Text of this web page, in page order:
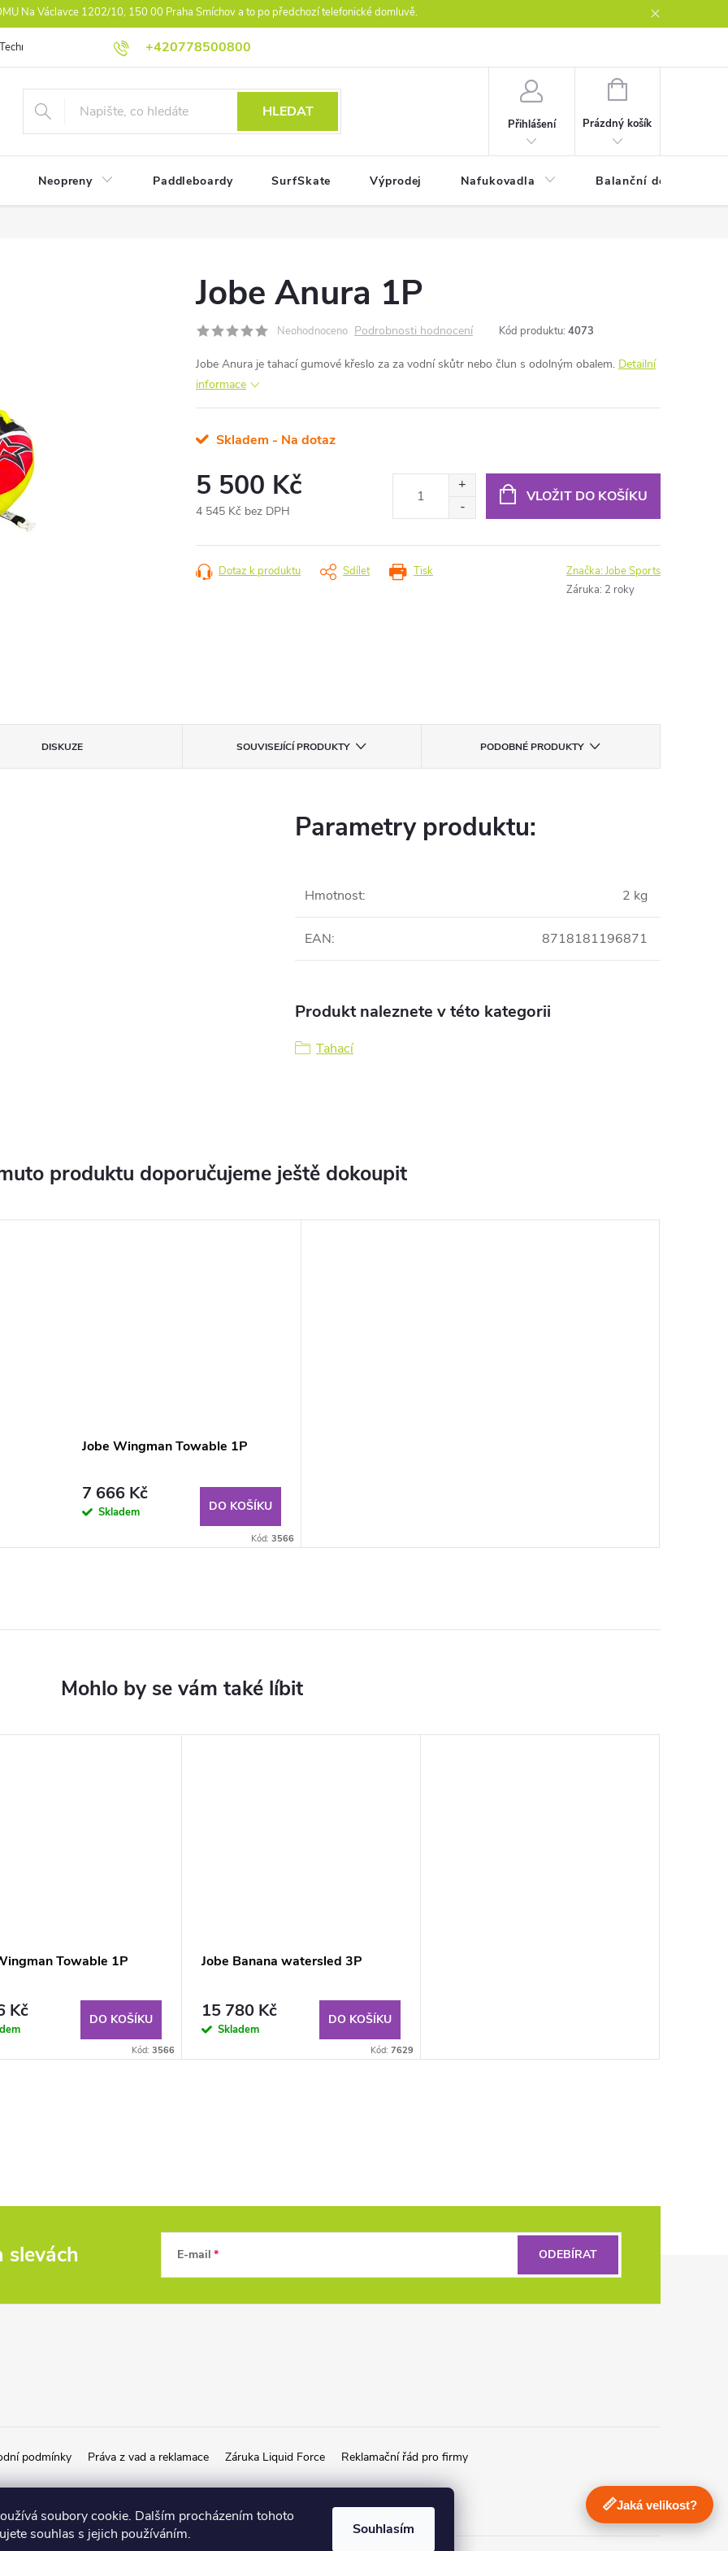
soubory cookie. Dalším procházením tohoto
souhlas s jejich používáním.
Souhlasím
Na Václavce 1202/10, 150 00 Praha Smíchov a to po předchozí telefonické domluvě.
+420778500800
Technologie Athlet Driven Inovation Práva z vad reklamace
HLEDAT
Přihlášení
NÁKUPNÍ
Prázdný košík
Neopreny Paddleboardy SurfSkate Výprodej Nafukovadla Balanční desky
Jobe Anura 1P
Neohodnoceno Podrobnosti hodnocení Kód produktu: 4073
Jobe Anura je tahací gumové křeslo za za vodní skůtr nebo člun s odolným obalem. Detailní
informace
Skladem - Na dotaz
5 500 Kč
4 545 Kč bez DPH
cena:
VLOŽIT DO KOŠÍKU
Tisk
Dotaz k produktu Sdílet Značka:Jobe Sports
Záruka: 2 roky
DISKUZE SOUVISEJÍCÍ PRODUKTY PODOBNÉ PRODUKTY
Parametry produktu:
Hmotnost: 2 kg
EAN: 8718181196871
Produkt naleznete v této kategorii
Tahací
produktu doporučujeme ještě dokoupit
Jobe Wingman Towable 1P
7 666 Kč
Skladem DO KOŠÍKU
Kód: 3566
Towable 1P
Kč DO KOŠÍKU
Kód: 3566
Jobe Banana watersled 3P
15 780 Kč
Skladem
DO KOŠÍKU
Kód: 7629
slevách E-mail ODEBÍRAT
podmínky Práva z vad a reklamace Záruka Liquid Force Reklamační řád pro firmy
📏Jaká velikost?